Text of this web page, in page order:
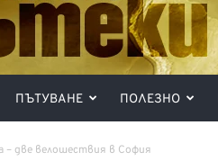
ПЪТУВАНЕ ПОЛЕЗНО
– две велошествия в София